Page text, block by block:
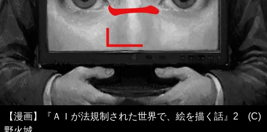
【漫画】『ＡＩが法規制された世界で、絵を描く話』2 (C)